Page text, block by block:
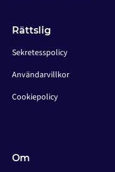
Rättslig
Sekretesspolicy
Användarvillkor
Cookiepolicy
Om